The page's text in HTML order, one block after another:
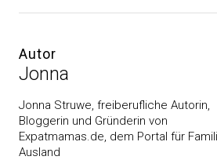
Autor
Jonna
Jonna Struwe, freiberufliche Autorin,
Bloggerin und Gründerin von
Expatmamas.de, dem Portal für
Ausland